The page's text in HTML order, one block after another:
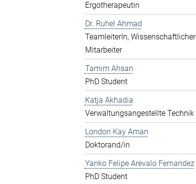
Ergotherapeutin
Dr. Ruhel Ahmad
TeamleiterIn, Wissenschaftlicher
Mitarbeiter
Tamim Ahsan
PhD Student
Katja Akhadia
Verwaltungsangestellte Technik
London Kay Aman
Doktorand/in
Yanko Felipe Arevalo Fernandez
PhD Student